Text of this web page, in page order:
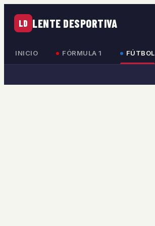
LD LENTE DESPORTIVA
INICIO FÓRMULA 1 FÚTBOL